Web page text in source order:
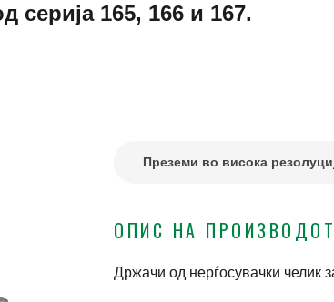
серија 165, 166 и 167.
Преземи во висока
ОПИС НА ПРОИЗВОДОТ
Држачи од нерѓосувачки челик